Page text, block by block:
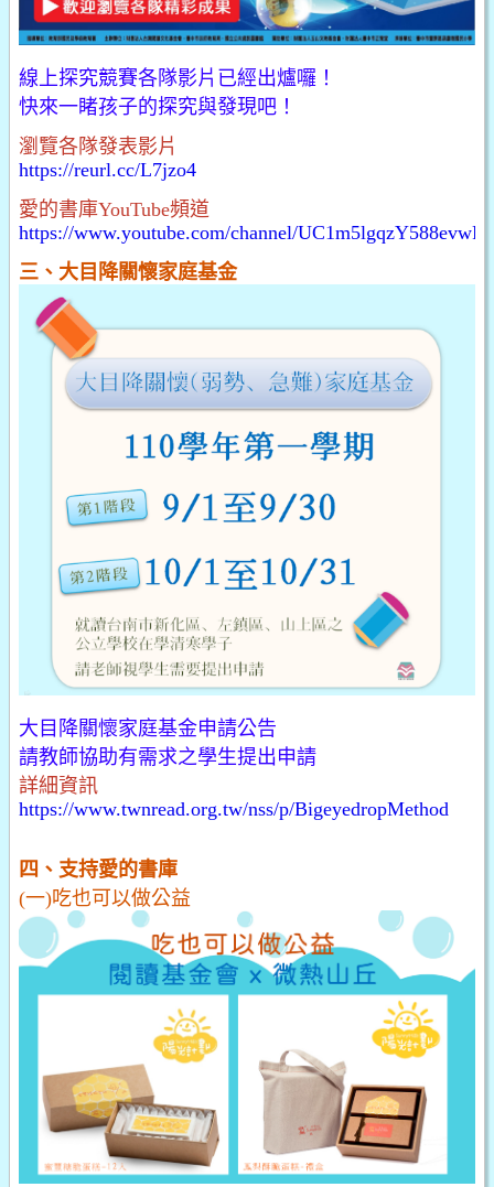
線上探究競賽各隊影片已經出爐囉！
快來一睹孩子的探究與發現吧！
瀏覽各隊發表影片
https://reurl.cc/L7jzo4
愛的書庫YouTube頻道
https://www.youtube.com/channel/
三、大目降關懷家庭基金
大目降關懷家庭基金申請公告
請教師協助有需求之學生提出申請
詳細資訊
https://www.twnread.org.tw/nss/p/BigeyedropMethod
四、支持愛的書庫
(一)吃也可以做公益